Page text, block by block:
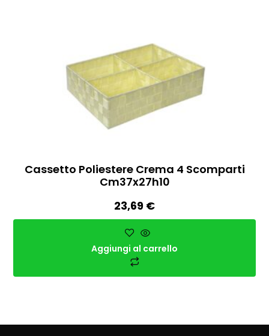
Cassetto Poliestere Crema 4 Scomparti
Cm37x27h10
23,69 €
Aggiungi al carrello